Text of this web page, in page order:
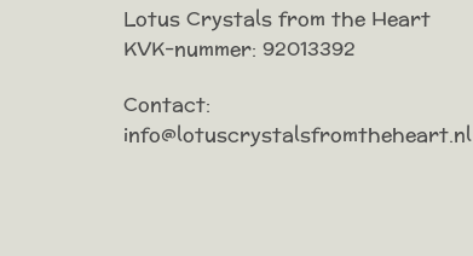
Lotus Crystals from the Heart
KVK-nummer: 92013392
Contact:
info@lotuscrystalsfromtheheart.nl